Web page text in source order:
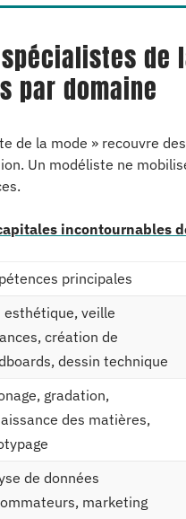
de
par domaine
de la mode » recouvre
Un modéliste ne
incontournables
principales
esthétique, veille
création de
dessin technique
gradation,
des matières,
de données
marketing